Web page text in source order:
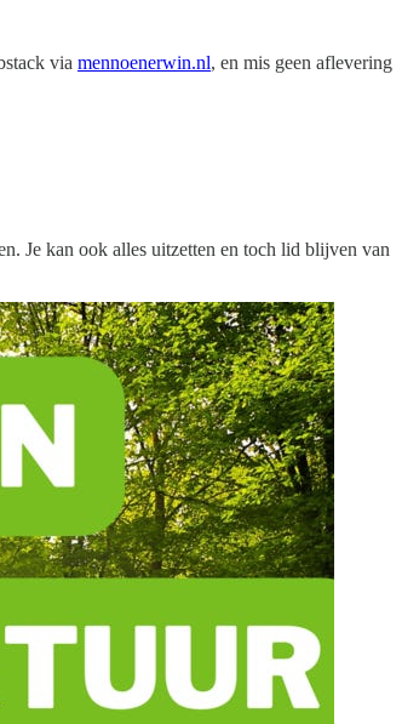
via mennoenerwin.nl, en mis geen aflevering
Je kan ook alles uitzetten en toch lid blijven van